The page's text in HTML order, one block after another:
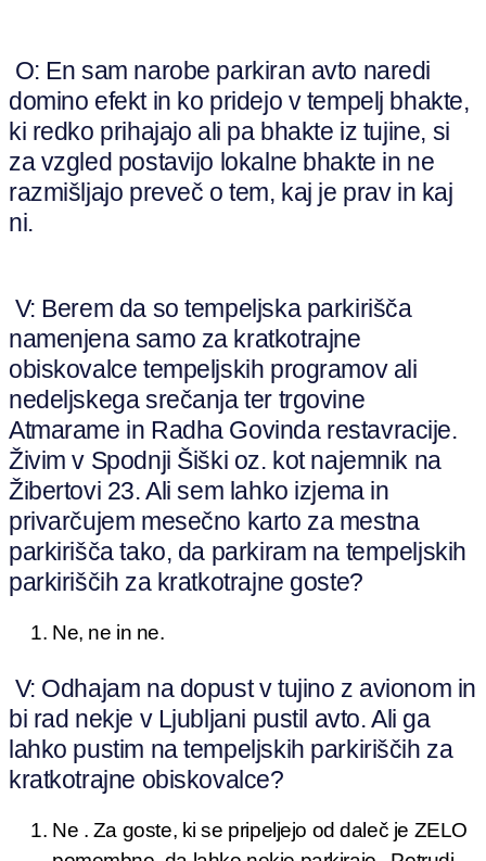
O: En sam narobe parkiran avto naredi
domino efekt in ko pridejo v tempelj bhakte,
ki redko prihajajo ali pa bhakte iz tujine, si
za vzgled postavijo lokalne bhakte in ne
razmišljajo preveč o tem, kaj je prav in kaj
ni.
V: Berem da so tempeljska parkirišča
namenjena samo za kratkotrajne
obiskovalce tempeljskih programov ali
nedeljskega srečanja ter trgovine
Atmarame in Radha Govinda restavracije.
Živim v Spodnji Šiški oz. kot najemnik na
Žibertovi 23. Ali sem lahko izjema in
privarčujem mesečno karto za mestna
parkirišča tako, da parkiram na tempeljskih
parkiriščih za kratkotrajne goste?
Ne, ne in ne.
V: Odhajam na dopust v tujino z avionom in
bi rad nekje v Ljubljani pustil avto. Ali ga
lahko pustim na tempeljskih parkiriščih za
kratkotrajne obiskovalce?
Ne . Za goste, ki se pripeljejo od daleč je ZELO